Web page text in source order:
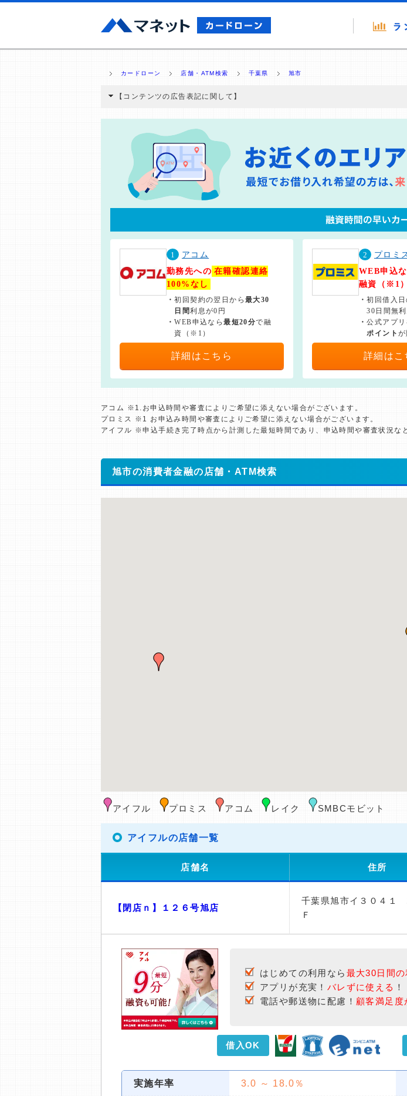
カードローン 店舗・ATM検索 千葉県 旭市
【コンテンツの広告表記に関して】
と弊社に対して企業から紹介報酬が支払われるという収益モデルです。 ただし、
ミ収集などに基づき、公平性を担保した情報提供を行っています。
>提携企業一覧
1
アコム
勤務先への 在籍確認連絡
100%なし
・初回契約の翌日から最大30
日間利息が0円
・WEB申込なら最短20分で融
資（※1）
詳細はこちら
2
プロミ
WEB申込
融資（※1）
・初回借入
30日間無
・公式アプリ
ポイントが
詳細はこ
アコム ※1.お申込時間や審査によりご希望に添えない場合がございます。
プロミス ※1 お申込み時間や審査によりご希望に添えない場合がございます。
アイフル ※申込手続き完了時点から計測した最短時間であり、申込時間や審査状況な
旭市の消費者金融の店舗・ATM検索
アイフル プロミス アコム レイク SMBCモビット
アイフルの店舗一覧
店舗名 住所
【閉店ｎ】１２６号旭店
千葉県旭市イ３０４１
Ｆ
はじめての利用なら 最大30日間の
アプリが充実！ バレずに使える ！
電話や郵送物に配慮！ 顧客満足度
借入OK
実施年率 3.0 ～ 18.0％